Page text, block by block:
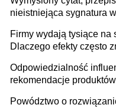
nieistniejąca sygnatura
firmie
Firmy wydają tysiące na
Dlaczego efekty często
Odpowiedzialność
rekomendacje produktów
Powództwo o